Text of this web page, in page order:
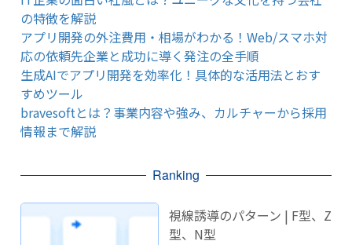
の特徴を解説
アプリ開発の外注費用・相場がわかる！Web/スマホ対
応の依頼先企業と成功に導く発注の全手順
生成AIでアプリ開発を効率化！具体的な活用法とおす
すめツール
bravesoftとは？事業内容や強み、カルチャーから採用
情報まで解説
Ranking
視線誘導のパターン | F型、Z
型、N型